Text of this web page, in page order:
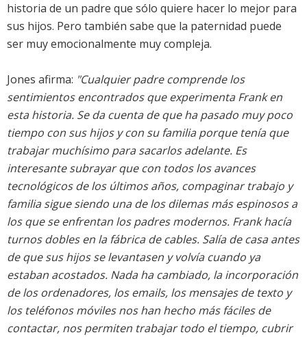
historia de un padre que sólo quiere hacer lo mejor para
sus hijos. Pero también sabe que la paternidad puede
ser muy emocionalmente muy compleja.
Jones afirma: "Cualquier padre comprende los
sentimientos encontrados que experimenta Frank en
esta historia. Se da cuenta de que ha pasado muy poco
tiempo con sus hijos y con su familia porque tenía que
trabajar muchísimo para sacarlos adelante. Es
interesante subrayar que con todos los avances
tecnológicos de los últimos años, compaginar trabajo y
familia sigue siendo una de los dilemas más espinosos a
los que se enfrentan los padres modernos. Frank hacía
turnos dobles en la fábrica de cables. Salía de casa antes
de que sus hijos se levantasen y volvía cuando ya
estaban acostados. Nada ha cambiado, la incorporación
de los ordenadores, los emails, los mensajes de texto y
los teléfonos móviles nos han hecho más fáciles de
contactar, nos permiten trabajar todo el tiempo, cubrir